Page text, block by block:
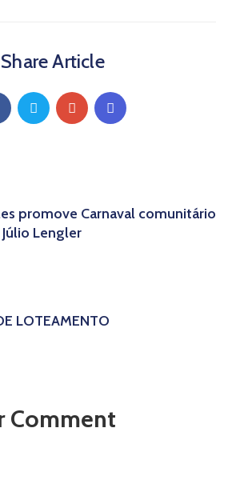
Share Article
promove Carnaval comunitário
Júlio Lengler
LOTEAMENTO
Comment